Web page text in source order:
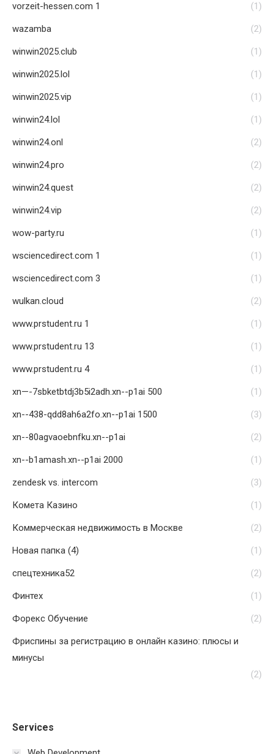
vorzeit-hessen.com 1 (1)
wazamba (2)
winwin2025.club (1)
winwin2025.lol (1)
winwin2025.vip (1)
winwin24.lol (1)
winwin24.onl (2)
winwin24.pro (2)
winwin24.quest (2)
winwin24.vip (2)
wow-party.ru (1)
wsciencedirect.com 1 (1)
wsciencedirect.com 3 (1)
wulkan.cloud (2)
www.prstudent.ru 1 (1)
www.prstudent.ru 13 (1)
www.prstudent.ru 4 (1)
xn—-7sbketbtdj3b5i2adh.xn--p1ai 500 (1)
xn--438-qdd8ah6a2fo.xn--p1ai 1500 (3)
xn--80agvaoebnfku.xn--p1ai (2)
xn--b1amash.xn--p1ai 2000 (1)
zendesk vs. intercom (3)
Комета Казино (1)
Коммерческая недвижимость в Москве (2)
Новая папка (4) (1)
спецтехника52 (2)
Финтех (1)
Форекс Обучение (2)
Фриспины за регистрацию в онлайн казино: плюсы и
минусы
(2)
Services